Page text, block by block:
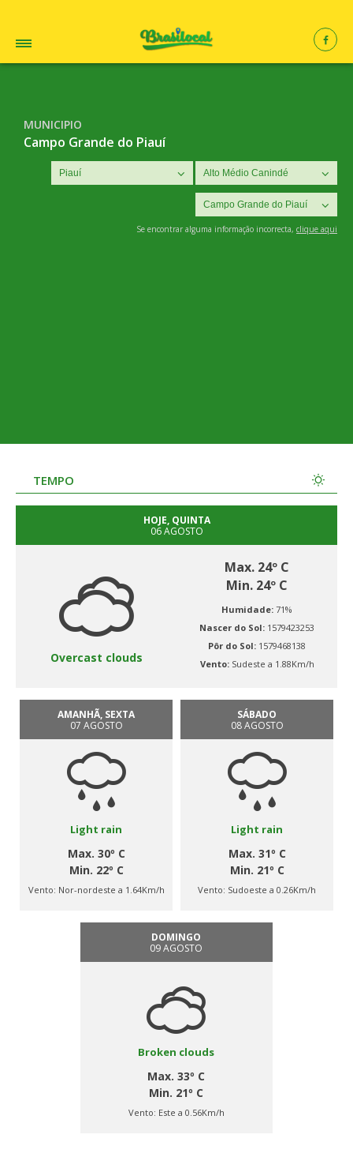
MUNICIPIO
Campo Grande do Piauí
Se encontrar alguma informação incorrecta, clique aqui
TEMPO
HOJE, QUINTA
06 AGOSTO
Overcast clouds
Max. 24º C
Min. 24º C
Humidade: 71%
Nascer do Sol: 1579423253
Pôr do Sol: 1579468138
Vento: Sudeste a 1.88Km/h
AMANHÃ, SEXTA
07 AGOSTO
Light rain
Max. 30º C
Min. 22º C
Vento: Nor-nordeste a 1.64Km/h
SÁBADO
08 AGOSTO
Light rain
Max. 31º C
Min. 21º C
Vento: Sudoeste a 0.26Km/h
DOMINGO
09 AGOSTO
Broken clouds
Max. 33º C
Min. 21º C
Vento: Este a 0.56Km/h